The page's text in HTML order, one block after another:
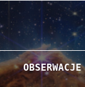
OBSERWACJE